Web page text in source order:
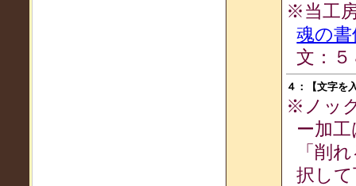
※当工
魂の
文：
４：【文字を
※ノッ
ー加
「削
択し